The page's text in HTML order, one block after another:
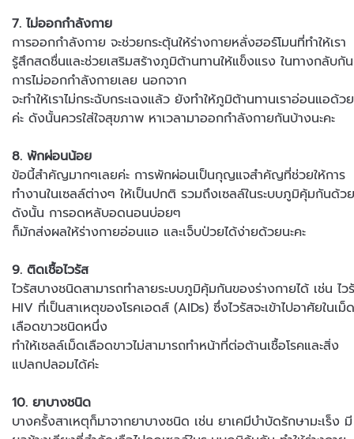
7. ไม่ออกกำลังกาย
การออกกำลังกาย จะช่วยกระตุ้นให้ร่างกายหลั่งฮอร์โมนที่ทำให้เรา
รู้สึกสดชื่นและช่วยเสริมสร้างภูมิต้านทานให้แข็งแรง ในทางกลับกัน
การไม่ออกกำลังกายเลย นอกจาก
จะทำให้เราไม่กระฉับกระเฉงแล้ว ยังทำให้ภูมิต้านทานเราอ่อนแอด้วย
ค่ะ ดังนั้นควรใส่ใจสุขภาพ หาเวลามาออกกำลังกายกันบ้างนะคะ
8. พักผ่อนน้อย
ข้อนี้สำคัญมากๆเลยค่ะ การพักผ่อนเป็นกุญแจสำคัญที่ช่วยให้การ
ทำงานในเซลล์ต่างๆ ให้เป็นปกติ รวมถึงเซลล์ในระบบภูมิคุ้มกันด้ว
ดังนั้น การอดหลับอดนอนบ่อยๆ
ก็มักส่งผลให้ร่างกายอ่อนแอ และเจ็บป่วยได้ง่ายด้วยนะคะ
9. ติดเชื้อไวรัส
ไวรัสบางชนิดสามารถทำลายระบบภูมิคุ้มกันของร่างกายได้ เช่น ไว
HIV ที่เป็นสาเหตุของโรคเอดส์ (AIDs) ซึ่งไวรัสจะเข้าไปอาศัยในเม็
เลือดขาวชนิดหนึ่ง
ทำให้เซลล์เม็ดเลือดขาวไม่สามารถทำหน้าที่ต่อต้านเชื้อโรคและสิ่ง
แปลกปลอมได้ค่ะ
10. ยาบางชนิด
บางครั้งสาเหตุก็มาจากยาบางชนิด เช่น ยาเคมีบำบัดรักษามะเร็ง มี